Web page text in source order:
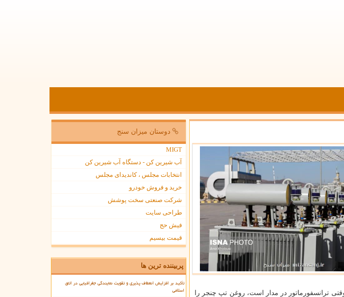
ترانسفورماتور در مدار است، روغن تپ چنجر را
دوستان میزان سنج
MIGT
آب شیرین کن - دستگاه آب شیرین کن
انتخابات مجلس ، کاندیدای مجلس
خرید و فروش خودرو
شرکت صنعتی سخت پوشش
طراحی سایت
فیش حج
قیمت بیسیم
پربیننده ترین ها
تأکید بر افزایش انعطاف پذیری و تقویت نمایندگی جغرافیایی در اتاق
اسلامی